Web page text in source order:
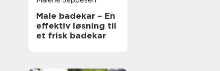
Male badekar – En
effektiv løsning til
et frisk badekar